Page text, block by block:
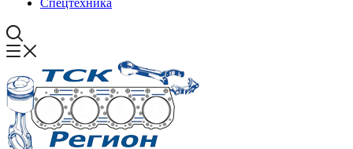
Спецтехника